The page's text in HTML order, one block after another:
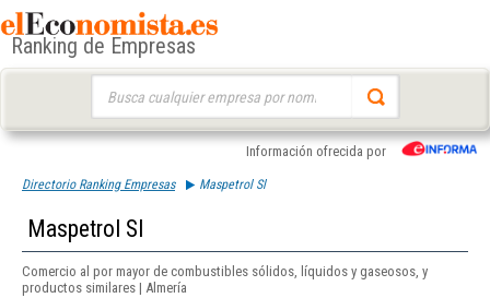
Ranking de Empresas
Información ofrecida por
Directorio Ranking Empresas Maspetrol Sl
Maspetrol Sl
Comercio al por mayor de combustibles sólidos, líquidos y gaseosos, y
productos similares | Almería